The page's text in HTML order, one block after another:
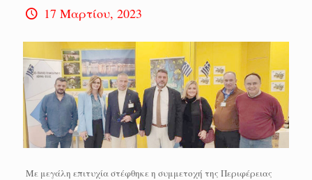
17 Μαρτίου, 2023
Με μεγάλη επιτυχία στέφθηκε η συμμετοχή της Περιφέρειας